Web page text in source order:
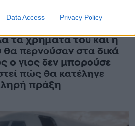
Data Access Privacy Policy
στην πισίνα,
τα χρήματά του και η
θα περνούσαν στα δικά
ο γιος δεν μπορούσε
πώς θα κατέληγε
πράξη